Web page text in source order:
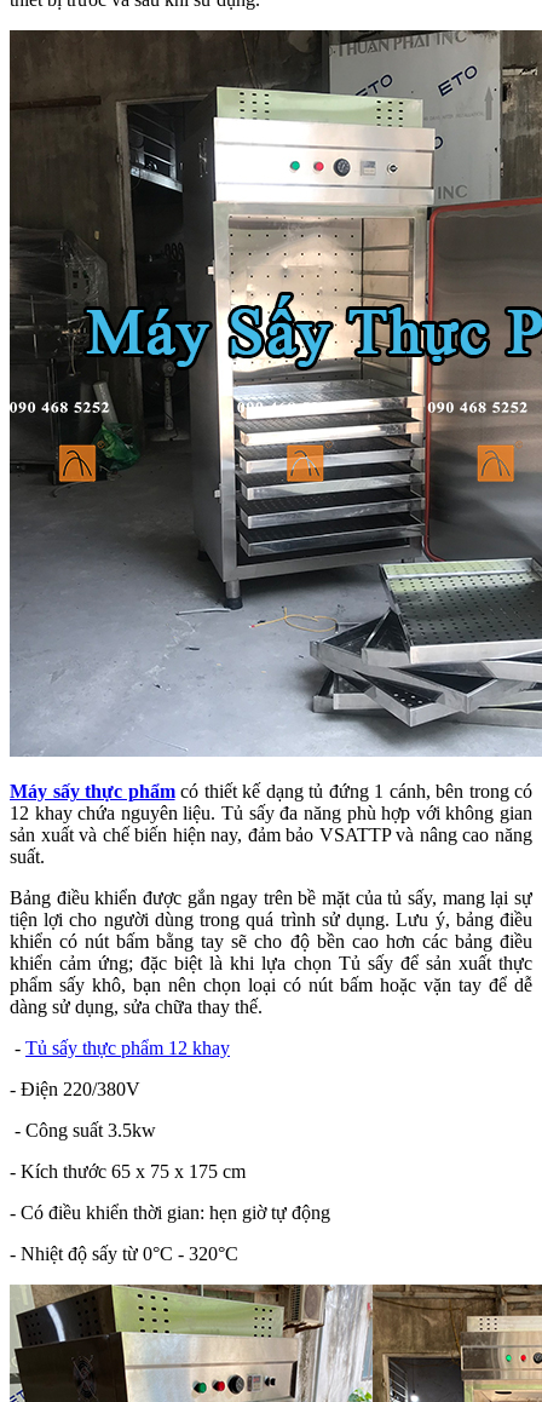
Máy sấy thực phẩmcó thiết kế dạng tủ đứng 1 cánh, bên trong có
12 khay chứa nguyên liệu. Tủ sấy đa năng phù hợp với không gian
sản xuất và chế biến hiện nay, đảm bảo VSATTP và nâng cao năng
suất.
Bảng điều khiển được gắn ngay trên bề mặt của tủ sấy, mang lại sự
tiện lợi cho người dùng trong quá trình sử dụng. Lưu ý, bảng điều
khiển có nút bấm bằng tay sẽ cho độ bền cao hơn các bảng điều
khiển cảm ứng; đặc biệt là khi lựa chọn Tủ sấy để sản xuất thực
phẩm sấy khô, bạn nên chọn loại có nút bấm hoặc vặn tay để dễ
dàng sử dụng, sửa chữa thay thế.
- Tủ sấy thực phẩm 12 khay
- Điện 220/380V
- Công suất 3.5kw
- Kích thước 65 x 75 x 175 cm
- Có điều khiển thời gian: hẹn giờ tự động
- Nhiệt độ sấy từ 0°C - 320°C